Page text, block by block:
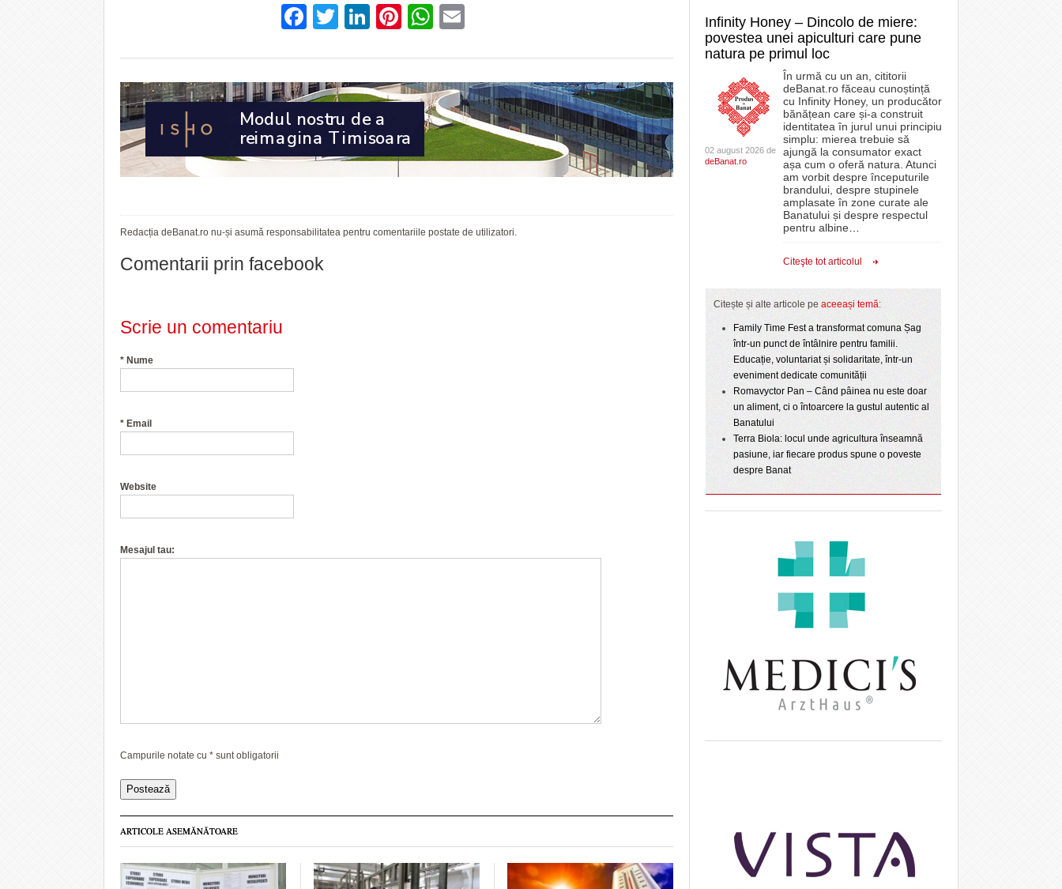
Facebook
Twitter
LinkedIn
Pinterest
WhatsApp
Redacția deBanat.ro nu-și asumă responsabilitatea pentru comentariile postate de utilizatori.
Comentarii prin facebook
Scrie un comentariu
* Nume
* Email
Website
Mesajul tau:
Campurile notate cu * sunt obligatorii
ARTICOLE ASEMĂNĂTOARE
Infinity Honey – Dincolo de miere:
povestea unei apiculturi care pune
natura pe primul loc
02 august 2026 de
deBanat.ro
În urmă cu un an, cititorii
deBanat.ro făceau cunoștință
cu Infinity Honey, un producător
bănățean care și-a construit
identitatea în jurul unui principiu
simplu: mierea trebuie să
ajungă la consumator exact
așa cum o oferă natura. Atunci
am vorbit despre începuturile
brandului, despre stupinele
amplasate în zone curate ale
Banatului și despre respectul
pentru albine
Citeşte tot articolul
Citește și alte articole pe aceeași temă:
Family Time Fest a transformat comuna Șag
într-un punct de întâlnire pentru familii.
Educație, voluntariat și solidaritate, într-un
eveniment dedicate comunității
Romavyctor Pan – Când pâinea nu este doar
un aliment, ci o întoarcere la gustul autentic al
Banatului
Terra Biola: locul unde agricultura înseamnă
pasiune, iar fiecare produs spune o poveste
despre Banat